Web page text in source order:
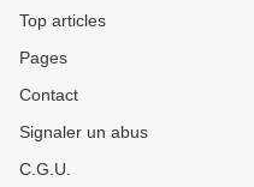
Top articles
Pages
Contact
Signaler un abus
C.G.U.